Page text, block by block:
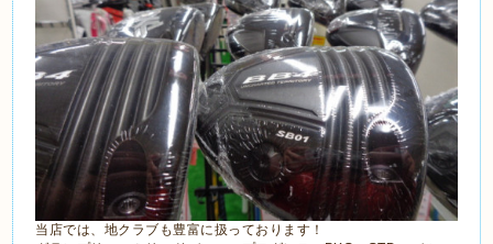
当店では、地クラブも豊富に扱っております！